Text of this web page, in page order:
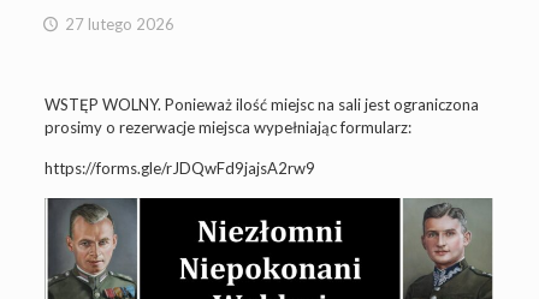
27 lutego 2026
WSTĘP WOLNY. Ponieważ ilość miejsc na sali jest ograniczona
prosimy o rezerwacje miejsca wypełniając formularz:
https://forms.gle/rJDQwFd9jajsA2rw9